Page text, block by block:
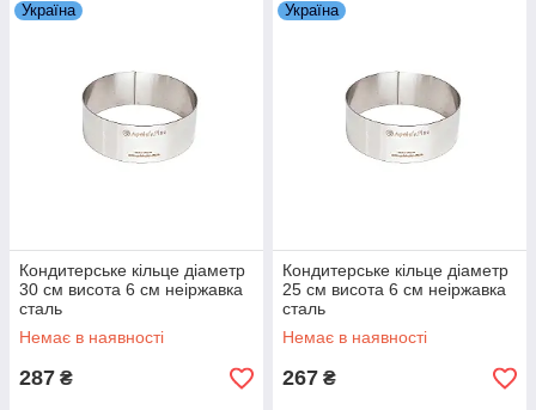
Україна
Кондитерське кільце діаметр
30 см висота 6 см неіржавка
сталь
Немає в наявності
287 ₴
Україна
Кондитерське кільце діаметр
25 см висота 6 см неіржавка
сталь
Немає в наявності
267 ₴